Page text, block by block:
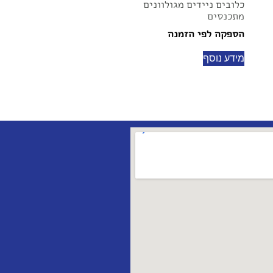
כלובים ניידים מגולוונים
מתכנסים
הספקה לפי הזמנה
מידע נוסף